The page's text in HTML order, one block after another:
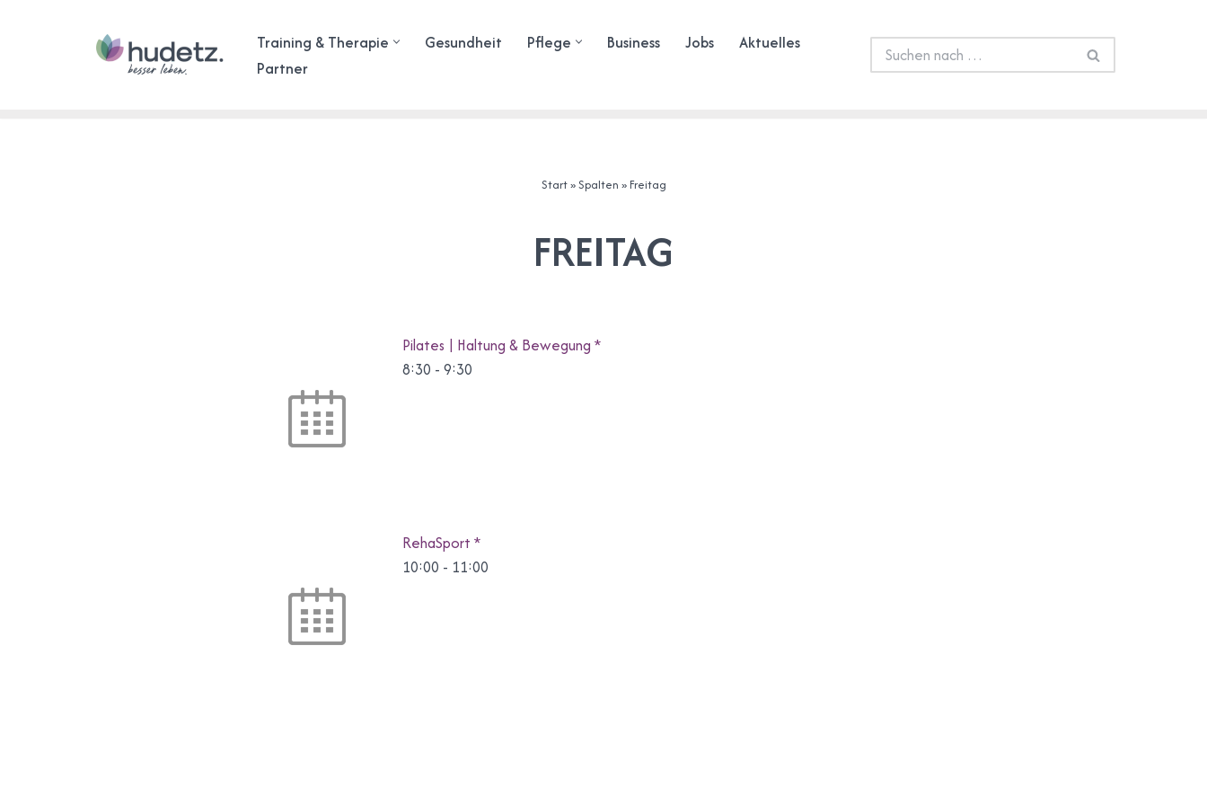
Training & Therapie Gesundheit Pflege Business Jobs
Aktuelles
Partner
Start»Spalten » Freitag
FREITAG
Pilates | Haltung & Bewegung *
8:30 - 9:30
RehaSport *
10:00 - 11:00